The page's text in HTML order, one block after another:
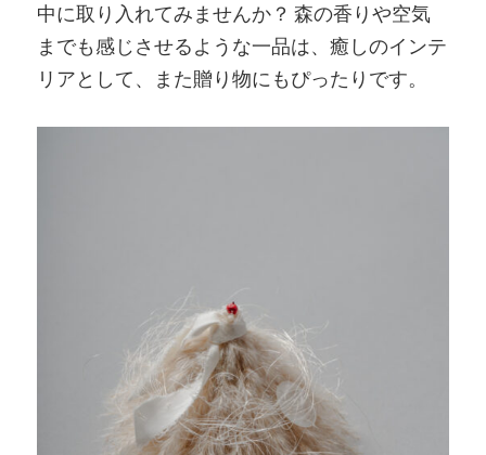
中に取り入れてみませんか？ 森の香りや空気
までも感じさせるような一品は、癒しのインテ
リアとして、また贈り物にもぴったりです。